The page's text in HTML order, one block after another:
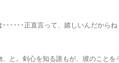
正直言って、嬉しいんだからね
心を知る誰もが、彼のことをそ